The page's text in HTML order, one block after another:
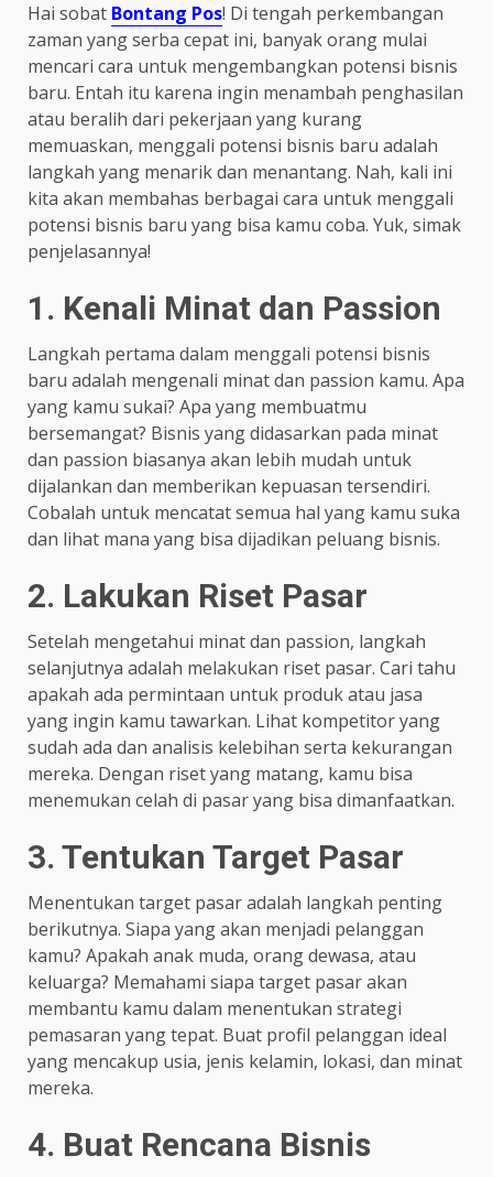
Hai sobat Bontang Pos! Di tengah perkembangan
zaman yang serba cepat ini, banyak orang mulai
mencari cara untuk mengembangkan potensi bisnis
baru. Entah itu karena ingin menambah penghasilan
atau beralih dari pekerjaan yang kurang
memuaskan, menggali potensi bisnis baru adalah
langkah yang menarik dan menantang. Nah, kali ini
kita akan membahas berbagai cara untuk menggali
potensi bisnis baru yang bisa kamu coba. Yuk, simak
penjelasannya!
1. Kenali Minat dan Passion
Langkah pertama dalam menggali potensi bisnis
baru adalah mengenali minat dan passion kamu. Apa
yang kamu sukai? Apa yang membuatmu
bersemangat? Bisnis yang didasarkan pada minat
dan passion biasanya akan lebih mudah untuk
dijalankan dan memberikan kepuasan tersendiri.
Cobalah untuk mencatat semua hal yang kamu suka
dan lihat mana yang bisa dijadikan peluang bisnis.
2. Lakukan Riset Pasar
Setelah mengetahui minat dan passion, langkah
selanjutnya adalah melakukan riset pasar. Cari tahu
apakah ada permintaan untuk produk atau jasa
yang ingin kamu tawarkan. Lihat kompetitor yang
sudah ada dan analisis kelebihan serta kekurangan
mereka. Dengan riset yang matang, kamu bisa
menemukan celah di pasar yang bisa dimanfaatkan.
3. Tentukan Target Pasar
Menentukan target pasar adalah langkah penting
berikutnya. Siapa yang akan menjadi pelanggan
kamu? Apakah anak muda, orang dewasa, atau
keluarga? Memahami siapa target pasar akan
membantu kamu dalam menentukan strategi
pemasaran yang tepat. Buat profil pelanggan ideal
yang mencakup usia, jenis kelamin, lokasi, dan minat
mereka.
4. Buat Rencana Bisnis